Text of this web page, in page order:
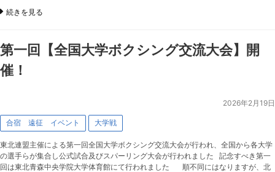
続きを見る
第一回【全国大学ボクシング交流大会】開
催！
2026年2月19日
合宿 遠征 イベント 大学戦
東北連盟主催による第一回全国大学ボクシング交流大会が行われ、全国から各大学
の選手らが集合し公式試合及びスパーリング大会が行われました 記念すべき第一
回は東北青森中央学院大学体育館にて行われました 順不同にはなりますが、北